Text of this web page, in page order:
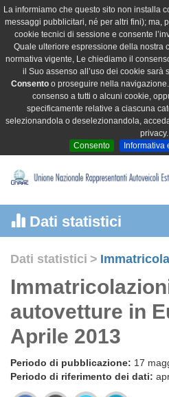
La informiamo che questo sito non installa
messaggi pubblicitari, né per altri fini); ma,
cookie tecnici di sessione e consente
Quale ulteriore espressione della nostra
normativa vigente, Le chiediamo il
il Suo assenso all’uso dei cookie sarà
Consento o proseguire nella
consenso a tutti o alcuni cookie,
specificamente relative a ciascuna
selezionandola o deselezionandola,
privacy.
Consento
Informativa
Dati statistici
Dati statistici >
autovetture in
Aprile 2013
Periodo di pubblicazione: 17
Periodo di riferimento dei dati: